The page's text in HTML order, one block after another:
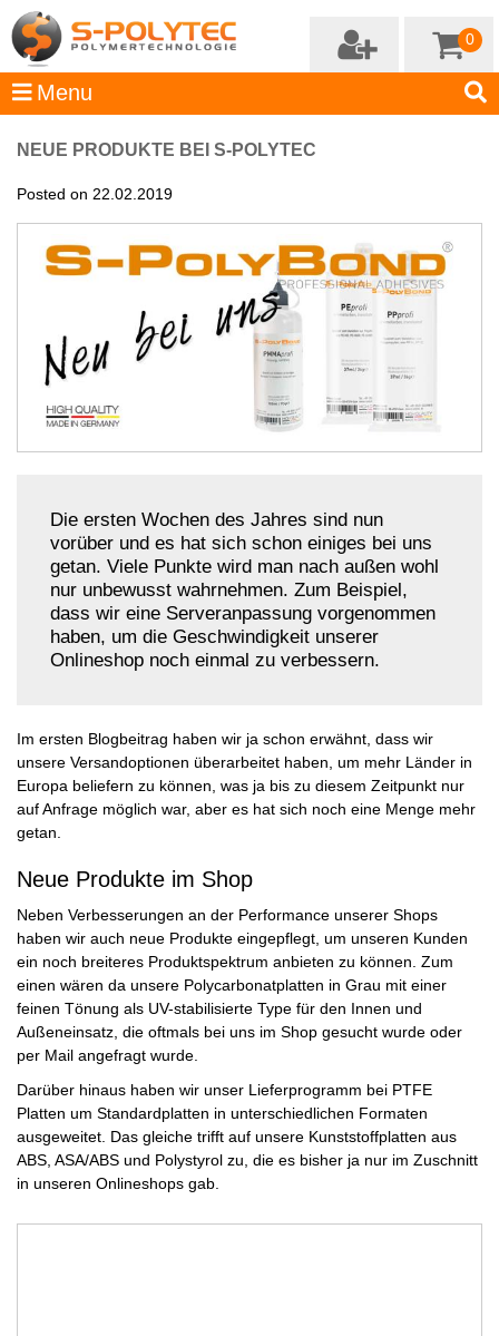
0
NEUE PRODUKTE BEI S-POLYTEC
Posted on 22.02.2019
Die ersten Wochen des Jahres sind nun
vorüber und es hat sich schon einiges bei uns
getan. Viele Punkte wird man nach außen wohl
nur unbewusst wahrnehmen. Zum Beispiel,
dass wir eine Serveranpassung vorgenommen
haben, um die Geschwindigkeit unserer
Onlineshop noch einmal zu verbessern.
Im ersten Blogbeitrag haben wir ja schon erwähnt, dass wir
unsere Versandoptionen überarbeitet haben, um mehr Länder in
Europa beliefern zu können, was ja bis zu diesem Zeitpunkt nur
auf Anfrage möglich war, aber es hat sich noch eine Menge mehr
getan.
Neue Produkte im Shop
Neben Verbesserungen an der Performance unserer Shops
haben wir auch neue Produkte eingepflegt, um unseren Kunden
ein noch breiteres Produktspektrum anbieten zu können. Zum
einen wären da unsere Polycarbonatplatten in Grau mit einer
feinen Tönung als UV-stabilisierte Type für den Innen und
Außeneinsatz, die oftmals bei uns im Shop gesucht wurde oder
per Mail angefragt wurde.
Darüber hinaus haben wir unser Lieferprogramm bei PTFE
Platten um Standardplatten in unterschiedlichen Formaten
ausgeweitet. Das gleiche trifft auf unsere Kunststoffplatten aus
ABS, ASA/ABS und Polystyrol zu, die es bisher ja nur im Zuschnitt
in unseren Onlineshops gab.